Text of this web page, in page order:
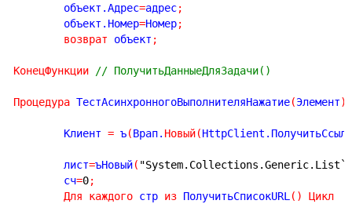
	объект.Адрес
=адрес;
	объект.Номер
=Номер;
возврат объект ;
КонецФункции // ПолучитьДанныеДляЗадачи()
Процедура ТестАсинхронногоВыполнителяНажатие(Элемент)
	Клиент
= ъ(Врап. Новый(
	лист
=ъНовый(
	сч
=0;
Для
каждого стр из ПолучитьСписокURL ( )
Цикл